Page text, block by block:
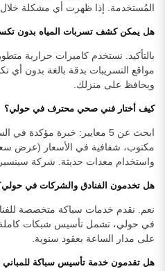
المُستخدمة. إذا ظهرت أي مشكلة خلال
هل يمكن كشف تسربات المياه بدون
بالتأكيد. نستخدم كاميرات حرارية
مواقع التسريبات بدقة بالغة بدون أي
ويحافظ على منزلك.
كيف أختار فني صحي محترف في حولي؟
ابحث عن 5 معايير: خبرة مؤكدة
مكتوب، شفافية في الأسعار (عرض
واستخدام معدات حديثة. شركة
هل تخدمون الفنادق والشركات في
نعم. نقدم خدمات سباكة متخصصة
في حولي، تشمل تأسيس شبكات
على مدار الساعة بعقود سنوية.
هل تقدمون خدمة تأسيس سباكة للمباني